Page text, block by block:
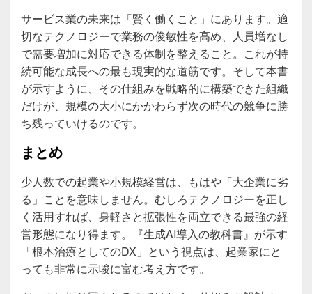
サービス業の未来は「賢く働くこと」にあります。適
切なテクノロジーで業務の俊敏性を高め、人員増なし
で需要増加に対応できる体制を整えること。これが持
続可能な成長への最も現実的な道筋です。そして本書
が示すように、その仕組みを戦略的に構築できた組織
だけが、規模の大小にかかわらず次の時代の競争に勝
ち残っていけるのです。
まとめ
少人数での起業や小規模経営は、もはや「大企業に劣
る」ことを意味しません。むしろテクノロジーを正し
く活用すれば、身軽さと拡張性を両立できる最強の経
営形態になり得ます。『生成AI導入の教科書』が示す
「根本治療としてのDX」という視点は、起業家にと
っても非常に示唆に富む考え方です。